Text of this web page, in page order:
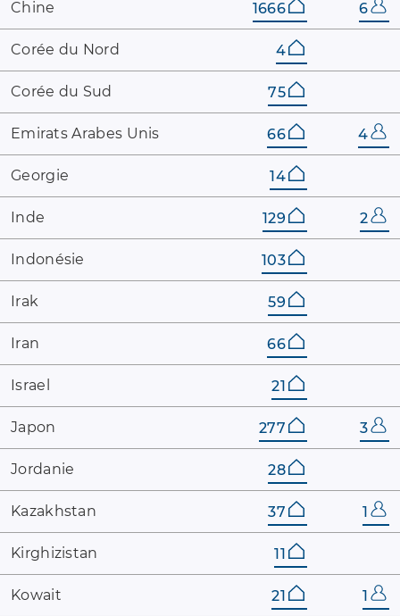
Chine 1666 6
Corée ​du ​Nord 4
Corée ​du ​Sud 75
Emirats ​Arabes ​Unis 66 4
Georgie 14
Inde 129 2
Indonésie 103
Irak 59
Iran 66
Israel 21
Japon 277 3
Jordanie 28
Kazakhstan 37 1
Kirghizistan 11
Kowait 21 1